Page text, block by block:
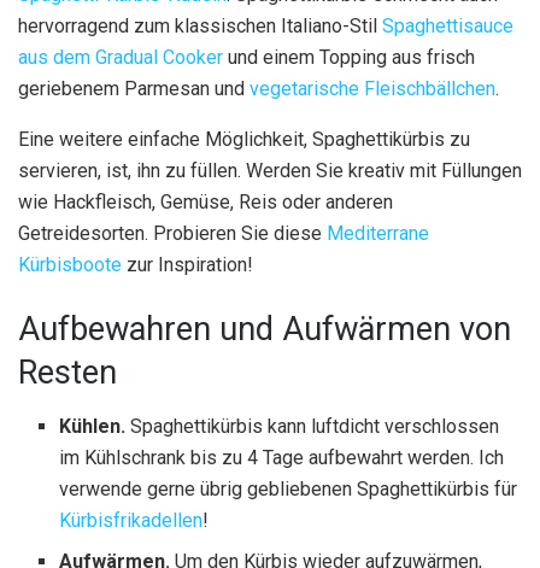
hervorragend zum klassischen Italiano-Stil Spaghettisauce
aus dem Gradual Cooker und einem Topping aus frisch
geriebenem Parmesan und vegetarische Fleischbällchen.
Eine weitere einfache Möglichkeit, Spaghettikürbis zu
servieren, ist, ihn zu füllen. Werden Sie kreativ mit Füllungen
wie Hackfleisch, Gemüse, Reis oder anderen
Getreidesorten. Probieren Sie diese Mediterrane
Kürbisboote zur Inspiration!
Aufbewahren und Aufwärmen von
Resten
Kühlen. Spaghettikürbis kann luftdicht verschlossen
im Kühlschrank bis zu 4 Tage aufbewahrt werden. Ich
verwende gerne übrig gebliebenen Spaghettikürbis für
Kürbisfrikadellen!
Aufwärmen. Um den Kürbis wieder aufzuwärmen,